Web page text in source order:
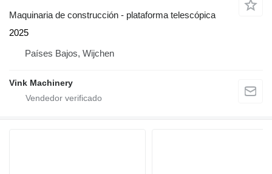
Maquinaria de construcción - plataforma telescópica
2025
Países Bajos, Wijchen
Vink Machinery